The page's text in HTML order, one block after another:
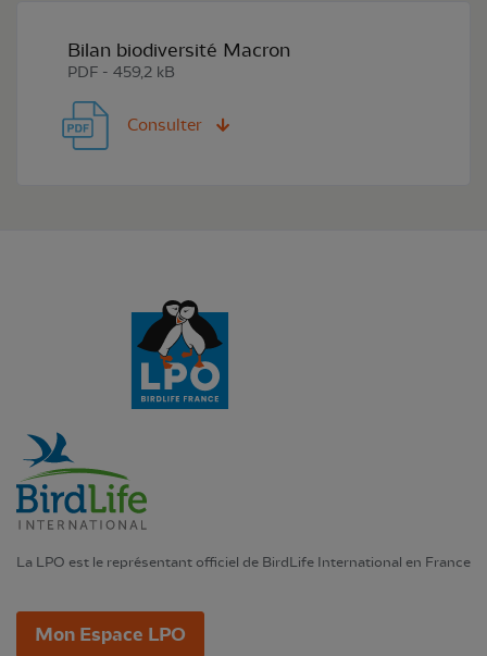
Bilan biodiversité Macron
PDF - 459,2 kB
Consulter
La LPO est le représentant officiel de BirdLife International en France
Mon Espace LPO